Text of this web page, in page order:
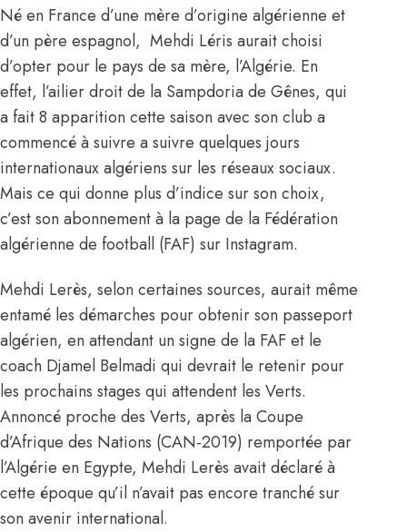
Né en France d’une mère d’origine algérienne et
d’un père espagnol, Mehdi Léris aurait choisi
d’opter pour le pays de sa mère, l’Algérie. En
effet, l’ailier droit de la Sampdoria de Gênes, qui
a fait 8 apparition cette saison avec son club a
commencé à suivre a suivre quelques jours
internationaux algériens sur les réseaux sociaux.
Mais ce qui donne plus d’indice sur son choix,
c’est son abonnement à la page de la Fédération
algérienne de football (FAF) sur Instagram.
Mehdi Lerès, selon certaines sources, aurait même
entamé les démarches pour obtenir son passeport
algérien, en attendant un signe de la FAF et le
coach Djamel Belmadi qui devrait le retenir pour
les prochains stages qui attendent les Verts.
Annoncé proche des Verts, après la Coupe
d’Afrique des Nations (CAN-2019) remportée par
l’Algérie en Egypte, Mehdi Lerès avait déclaré à
cette époque qu’il n’avait pas encore tranché sur
son avenir international.